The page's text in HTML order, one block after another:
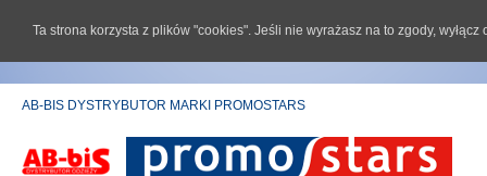
AB-BIS DYSTRYBUTOR MARKI PROMOSTARS
Ta strona korzysta z plików "cookies". Jeśli nie wyrażasz na to zgody,